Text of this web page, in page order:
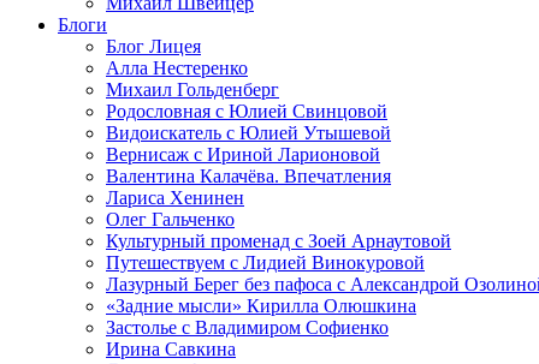
Блоги
Блог Лицея
Алла Нестеренко
Михаил Гольденберг
Родословная с Юлией Свинцовой
Видоискатель с Юлией Утышевой
Вернисаж с Ириной Ларионовой
Валентина Калачёва. Впечатления
Лариса Хенинен
Олег Гальченко
Культурный променад с Зоей Арнаутовой
Путешествуем с Лидией Винокуровой
Лазурный Берег без пафоса с Александрой
«Задние мысли» Кирилла Олюшкина
Застолье с Владимиром Софиенко
Ирина Савкина